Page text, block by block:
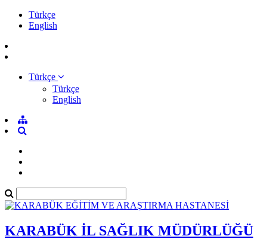
Türkçe
English
Türkçe
Türkçe
English
KARABÜK İL SAĞLIK MÜDÜRLÜĞÜ